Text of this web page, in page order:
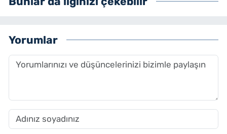
Yorumlar